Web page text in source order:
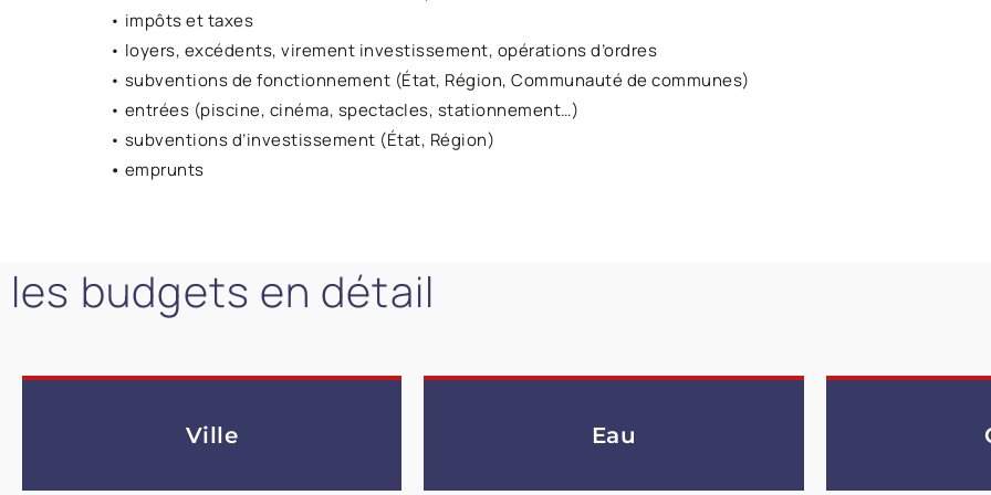
• impôts et taxes
• loyers, excédents, virement investissement, opérations d’ordres
• subventions de fonctionnement (État, Région, Communauté de communes)
• entrées (piscine, cinéma, spectacles, stationnement…)
• subventions d’investissement (État, Région)
• emprunts
les budgets en détail
Ville Eau